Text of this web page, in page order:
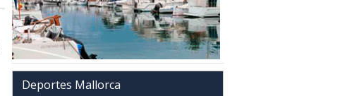
Deportes Mallorca